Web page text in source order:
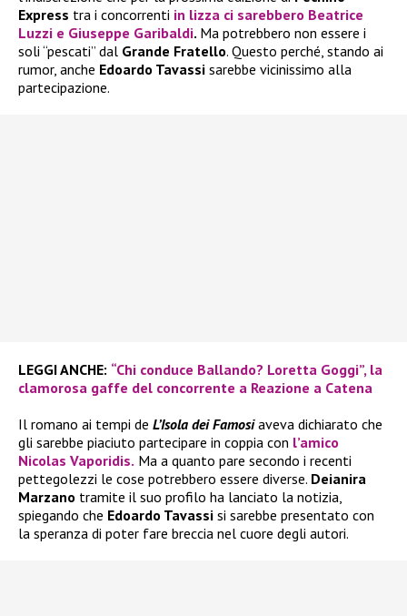
Express tra i concorrenti in lizza ci sarebbero Beatrice
Luzzi e Giuseppe Garibaldi. Ma potrebbero non essere i
soli “pescati” dal Grande Fratello. Questo perché, stando ai
rumor, anche Edoardo Tavassi sarebbe vicinissimo alla
partecipazione.
LEGGI ANCHE: “Chi conduce Ballando? Loretta Goggi”, la
clamorosa gaffe del concorrente a Reazione a Catena
Il romano ai tempi de L’Isola dei Famosiaveva dichiarato che
gli sarebbe piaciuto partecipare in coppia con l’amico
Nicolas Vaporidis. Ma a quanto pare secondo i recenti
pettegolezzi le cose potrebbero essere diverse. Deianira
Marzano tramite il suo profilo ha lanciato la notizia,
spiegando che Edoardo Tavassi si sarebbe presentato con
la speranza di poter fare breccia nel cuore degli autori.